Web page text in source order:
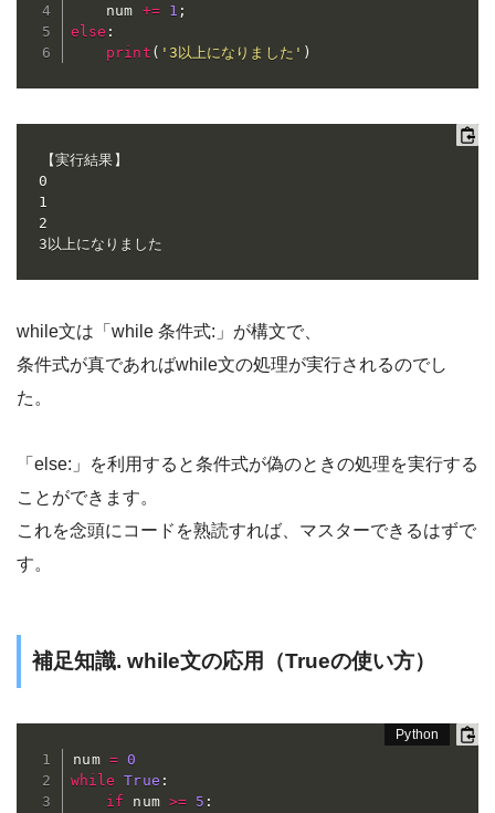
    num
+= 1 ;
else :
print ( '3以上になりました' )
【実行結果】
0
1
2
3以上になりました
while文は「while 条件式:」が構文で、
条件式が真であればwhile文の処理が実行されるのでし
た。
「else:」を利用すると条件式が偽のときの処理を実行する
ことができます。
これを念頭にコードを熟読すれば、マスターできるはずで
す。
補足知識. while文の応用（Trueの使い方）
num = 0
while
True :
if num >= 5 :